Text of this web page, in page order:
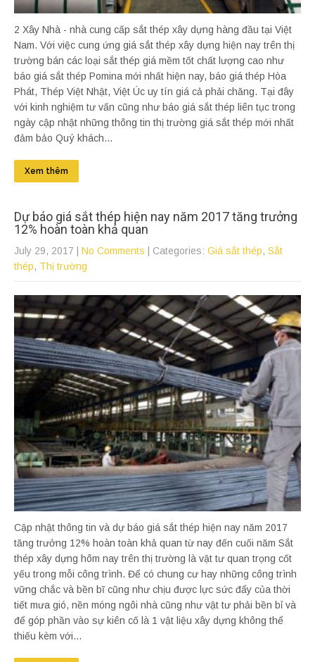
2 Xây Nhà - nhà cung cấp sắt thép xây dựng hàng đầu tại Việt
Nam. Với việc cung ứng giá sắt thép xây dựng hiện nay trên thị
trường bán các loại sắt thép giá mềm tốt chất lượng cao như
báo giá sắt thép Pomina mới nhất hiện nay, báo giá thép Hòa
Phát, Thép Việt Nhật, Việt Úc uy tín giá cả phải chăng. Tại đây
với kinh nghiệm tư vấn cũng như báo giá sắt thép liên tục trong
ngày cập nhật những thông tin thị trường giá sắt thép mới nhất
đảm bảo Quý khách...
Xem thêm
Dự báo giá sắt thép hiện nay năm 2017 tăng trưởng
12% hoàn toàn khả quan
July 29, 2017 No Comments | Categories: Giá sắt thép, Sắt
thép, Thị trường
Cập nhật thông tin và dự báo giá sắt thép hiện nay năm 2017
tăng trưởng 12% hoàn toàn khả quan từ nay đến cuối năm Sắt
thép xây dựng hôm nay trên thị trường là vật tư quan trọng cốt
yếu trong mỗi công trình. Để có chung cư hay những công trình
vững chắc và bền bĩ cũng như chịu được lực sức đẩy của thời
tiết mưa gió, nền móng ngôi nhà cũng như vật tư phải bền bỉ và
để góp phần vào sự kiên cố là 1 vật liệu xây dựng không thể
thiếu kèm với...